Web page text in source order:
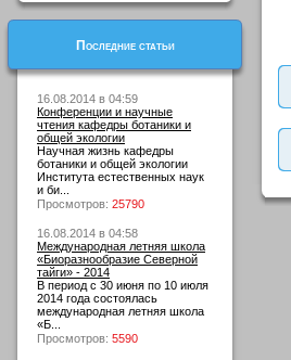
Последние статьи
16.08.2014 в 04:59
Конференции и научные
чтения кафедры ботаники и
общей экологии
Научная жизнь кафедры
ботаники и общей экологии
Института естественных наук
и би...
Просмотров: 25790
16.08.2014 в 04:58
Международная летняя школа
«Биоразнообразие Северной
тайги» - 2014
В период с 30 июня по 10 июля
2014 года состоялась
международная летняя школа
«Б...
Просмотров: 5590